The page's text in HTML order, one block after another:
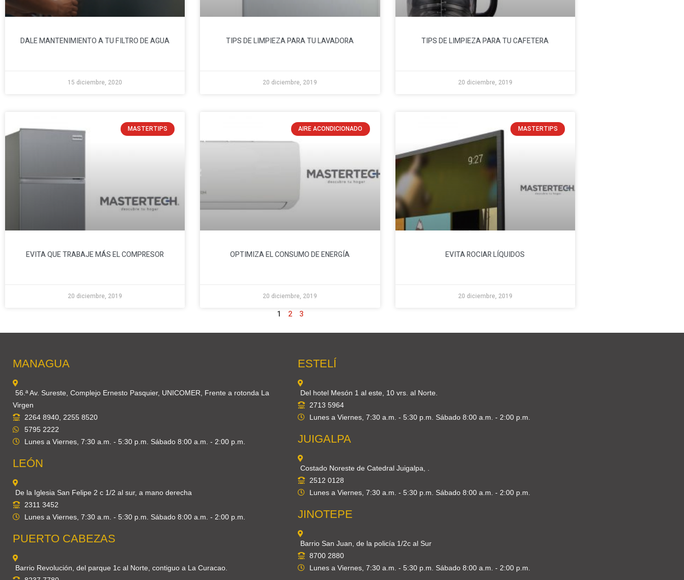
DALE MANTENIMIENTO A TU FILTRO DE AGUA
15 diciembre, 2020
TIPS DE LIMPIEZA PARA TU LAVADORA
20 diciembre, 2019
TIPS DE LIMPIEZA PARA TU CAFETERA
20 diciembre, 2019
MASTERTIPS
EVITA QUE TRABAJE MÁS EL COMPRESOR
20 diciembre, 2019
AIRE ACONDICIONADO
OPTIMIZA EL CONSUMO DE ENERGÍA
20 diciembre, 2019
MASTERTIPS
EVITA ROCIAR LÍQUIDOS
20 diciembre, 2019
1 2 3
MANAGUA
56.ª Av. Sureste, Complejo Ernesto Pasquier, UNICOMER, Frente a rotonda La
Virgen
2264 8940, 2255 8520
5795 2222
Lunes a Viernes, 7:30 a.m. - 5:30 p.m. Sábado 8:00 a.m. - 2:00 p.m.
LEÓN
De la Iglesia San Felipe 2 c 1/2 al sur, a mano derecha
2311 3452
Lunes a Viernes, 7:30 a.m. - 5:30 p.m. Sábado 8:00 a.m. - 2:00 p.m.
PUERTO CABEZAS
Barrio Revolución, del parque 1c al Norte, contiguo a La Curacao.
ESTELÍ
Del hotel Mesón 1 al este, 10 vrs. al Norte.
2713 5964
Lunes a Viernes, 7:30 a.m. - 5:30 p.m. Sábado 8:00 a.m. - 2:00 p.m.
JUIGALPA
Costado Noreste de Catedral Juigalpa, .
2512 0128
Lunes a Viernes, 7:30 a.m. - 5:30 p.m. Sábado 8:00 a.m. - 2:00 p.m.
JINOTEPE
Barrio San Juan, de la policía 1/2c al Sur
8700 2880
Lunes a Viernes, 7:30 a.m. - 5:30 p.m. Sábado 8:00 a.m. - 2:00 p.m.